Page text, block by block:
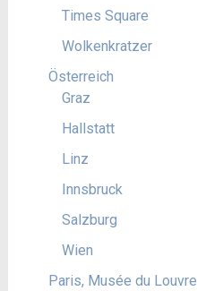
Times Square
Wolkenkratzer
Österreich
Graz
Hallstatt
Linz
Innsbruck
Salzburg
Wien
Paris, Musée du Louvre